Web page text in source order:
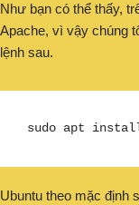
Như bạn có thể thấy,
Apache, vì vậy chúng
lệnh sau.
sudo apt install
Ubuntu theo mặc định